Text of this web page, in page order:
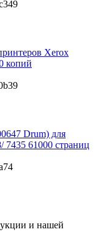
Xerox
копий
Drum) для
7435 61000 страниц
и нашей